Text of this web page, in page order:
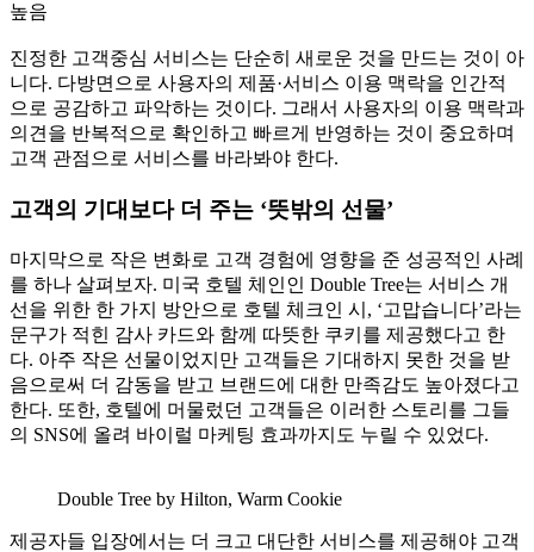
높음
진정한 고객중심 서비스는 단순히 새로운 것을 만드는 것이 아
니다. 다방면으로 사용자의 제품·서비스 이용 맥락을 인간적
으로 공감하고 파악하는 것이다. 그래서 사용자의 이용 맥락과
의견을 반복적으로 확인하고 빠르게 반영하는 것이 중요하며
고객 관점으로 서비스를 바라봐야 한다.
고객의 기대보다 더 주는 ‘뜻밖의 선물’
마지막으로 작은 변화로 고객 경험에 영향을 준 성공적인 사례
를 하나 살펴보자. 미국 호텔 체인인 Double Tree는 서비스 개
선을 위한 한 가지 방안으로 호텔 체크인 시, ‘고맙습니다’라는
문구가 적힌 감사 카드와 함께 따뜻한 쿠키를 제공했다고 한
다. 아주 작은 선물이었지만 고객들은 기대하지 못한 것을 받
음으로써 더 감동을 받고 브랜드에 대한 만족감도 높아졌다고
한다. 또한, 호텔에 머물렀던 고객들은 이러한 스토리를 그들
의 SNS에 올려 바이럴 마케팅 효과까지도 누릴 수 있었다.
Double Tree by Hilton, Warm Cookie
제공자들 입장에서는 더 크고 대단한 서비스를 제공해야 고객